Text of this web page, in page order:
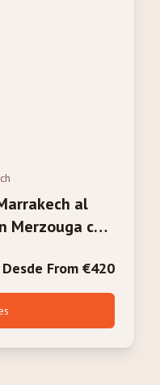
al
Merzouga con
Desde From €420